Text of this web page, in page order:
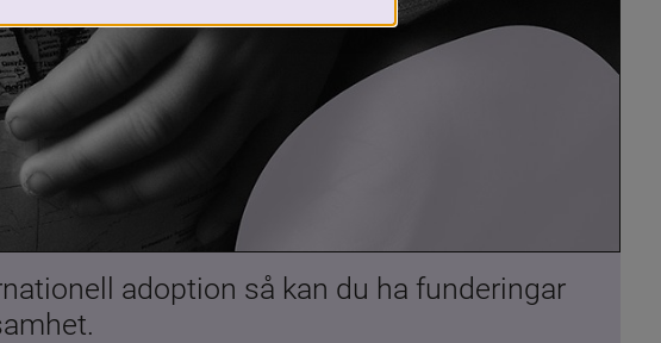
adoption så kan du ha funderingar